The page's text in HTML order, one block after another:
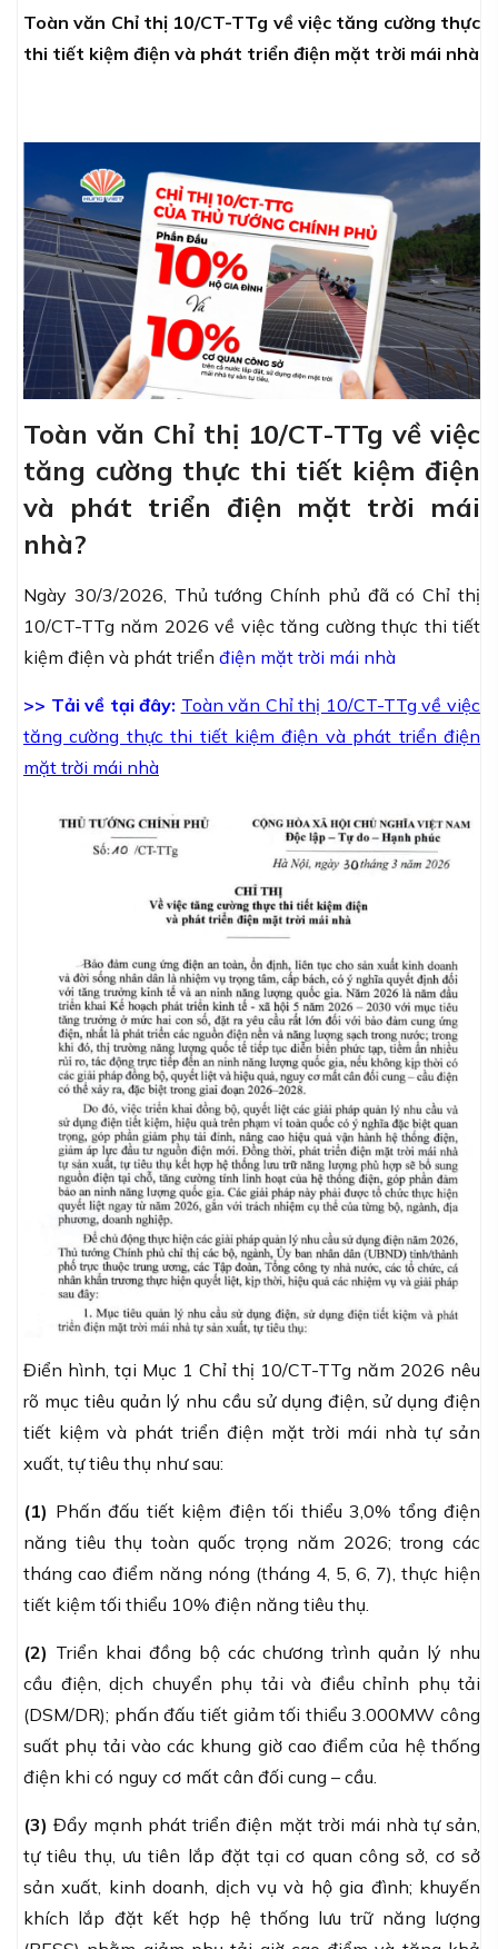
Toàn văn Chỉ thị 10/CT-TTg về việc tăng cường thực
thi tiết kiệm điện và phát triển điện mặt trời mái nhà
Toàn văn Chỉ thị 10/CT-TTg về việc
tăng cường thực thi tiết kiệm điện
và phát triển điện mặt trời mái
nhà?
Ngày 30/3/2026, Thủ tướng Chính phủ đã có Chỉ thị
10/CT-TTg năm 2026 về việc tăng cường thực thi tiết
kiệm điện và phát triển điện mặt trời mái nhà
>> Tải về tại đây: Toàn văn Chỉ thị 10/CT-TTg về việc
tăng cường thực thi tiết kiệm điện và phát triển điện
mặt trời mái nhà
Điển hình, tại Mục 1 Chỉ thị 10/CT-TTg năm 2026 nêu
rõ mục tiêu quản lý nhu cầu sử dụng điện, sử dụng điện
tiết kiệm và phát triển điện mặt trời mái nhà tự sản
xuất, tự tiêu thụ như sau:
(1) Phấn đấu tiết kiệm điện tối thiểu 3,0% tổng điện
năng tiêu thụ toàn quốc trọng năm 2026; trong các
tháng cao điểm năng nóng (tháng 4, 5, 6, 7), thực hiện
tiết kiệm tối thiểu 10% điện năng tiêu thụ.
(2) Triển khai đồng bộ các chương trình quản lý nhu
cầu điện, dịch chuyển phụ tải và điều chỉnh phụ tải
(DSM/DR); phấn đấu tiết giảm tối thiểu 3.000MW công
suất phụ tải vào các khung giờ cao điểm của hệ thống
điện khi có nguy cơ mất cân đối cung – cầu.
(3) Đẩy mạnh phát triển điện mặt trời mái nhà tự sản,
tự tiêu thụ, ưu tiên lắp đặt tại cơ quan công sở, cơ sở
sản xuất, kinh doanh, dịch vụ và hộ gia đình; khuyến
khích lắp đặt kết hợp hệ thống lưu trữ năng lượng